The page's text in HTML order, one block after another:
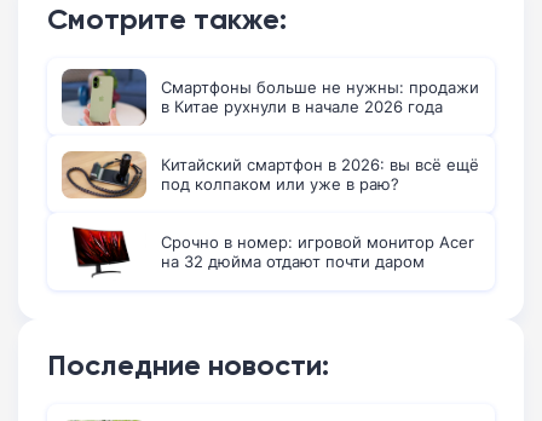
Смотрите также:
Смартфоны больше не нужны: продажи
в Китае рухнули в начале 2026 года
Китайский смартфон в 2026: вы всё ещё
под колпаком или уже в раю?
Срочно в номер: игровой монитор Acer
на 32 дюйма отдают почти даром
Последние новости: